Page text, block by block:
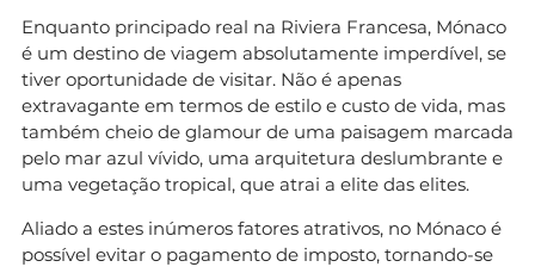
Enquanto principado real na Riviera Francesa, Mónaco
é um destino de viagem absolutamente imperdível, se
tiver oportunidade de visitar. Não é apenas
extravagante em termos de estilo e custo de vida, mas
também cheio de glamour de uma paisagem marcada
pelo mar azul vívido, uma arquitetura deslumbrante e
uma vegetação tropical, que atrai a elite das elites.
Aliado a estes inúmeros fatores atrativos, no Mónaco é
possível evitar o pagamento de imposto, tornando-se